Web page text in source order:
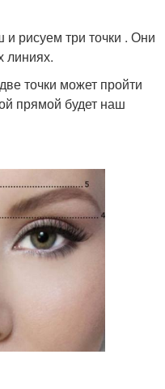
рисуем три точки . Они
линиях.
точки может пройти
прямой будет наш